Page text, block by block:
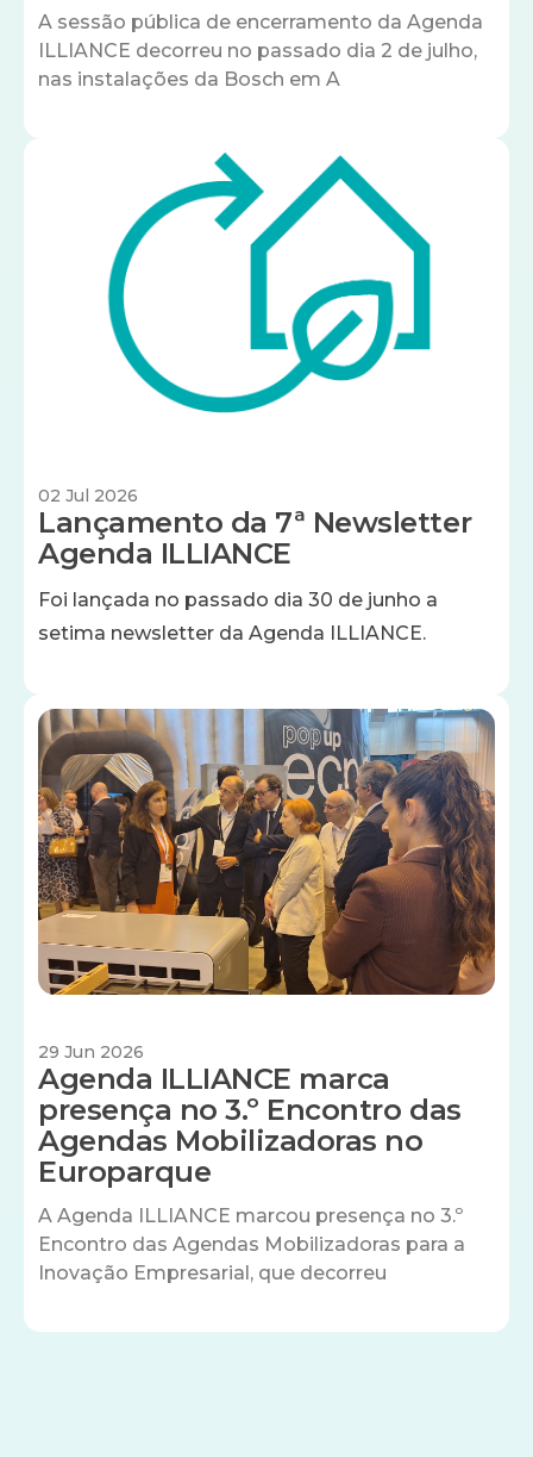
A sessão pública de encerramento da Agenda
ILLIANCE decorreu no passado dia 2 de julho,
nas instalações da Bosch em A
02 Jul 2026
Lançamento da 7ª Newsletter
Agenda ILLIANCE
Foi lançada no passado dia 30 de junho a
setima newsletter da Agenda ILLIANCE.
Imagem
29 Jun 2026
Agenda ILLIANCE marca
presença no 3.º Encontro das
Agendas Mobilizadoras no
Europarque
A Agenda ILLIANCE marcou presença no 3.º
Encontro das Agendas Mobilizadoras para a
Inovação Empresarial, que decorreu